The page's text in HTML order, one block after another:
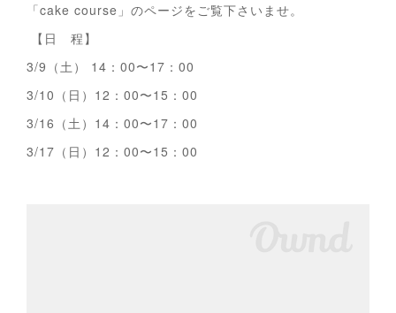
「cake course」のページをご覧下さいませ。
【日 程】
3/9（土） 14：00〜17：00
3/10（日）12：00〜15：00
3/16（土）14：00〜17：00
3/17（日）12：00〜15：00